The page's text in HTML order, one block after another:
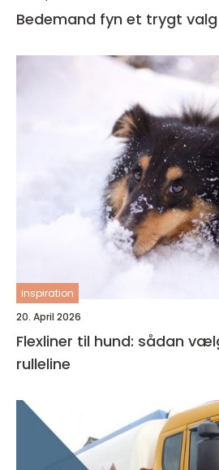
Bedemand fyn et
inspiration
20. April 2026
Flexliner til hund: sådan
rulleline